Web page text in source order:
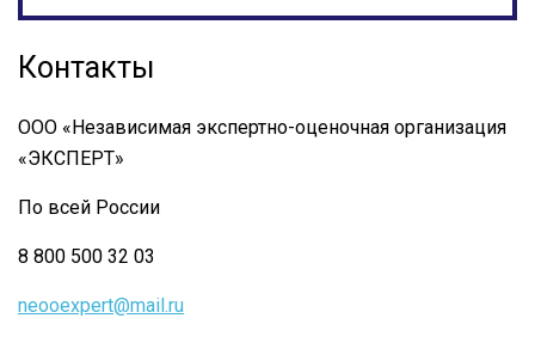
-
психиатрическая
экспертиза
Контакты
ООО «Независимая экспертно-оценочная организация
«ЭКСПЕРТ»
По всей России
8 800 500 32 03
neooexpert@mail.ru